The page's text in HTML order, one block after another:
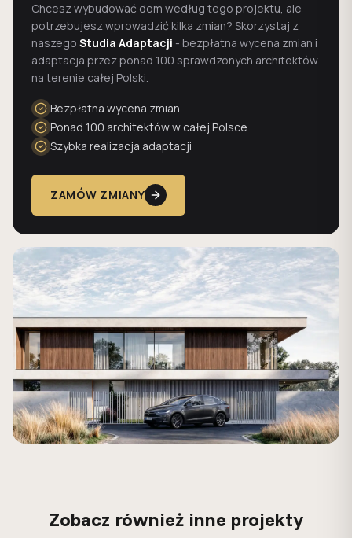
Chcesz wybudować dom według tego projektu, ale
potrzebujesz wprowadzić kilka zmian? Skorzystaj z
naszego Studia Adaptacji - bezpłatna wycena zmian i
adaptacja przez ponad 100 sprawdzonych architektów
na terenie całej Polski.
Bezpłatna wycena zmian
Ponad 100 architektów w całej Polsce
Szybka realizacja adaptacji
ZAMÓW ZMIANY
Zobacz również inne projekty